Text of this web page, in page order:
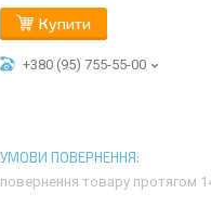
Купити
+380 (95) 755-55-00
повернення товару протягом